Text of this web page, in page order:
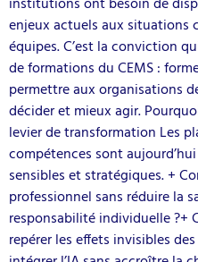
institutions ont besoin de
enjeux actuels aux situations
équipes. C’est la conviction
de formations du CEMS :
permettre aux organisations
décider et mieux agir.
levier de transformation Les
compétences sont
sensibles et stratégiques. +
professionnel sans réduire la
responsabilité individuelle ?+
repérer les effets invisibles